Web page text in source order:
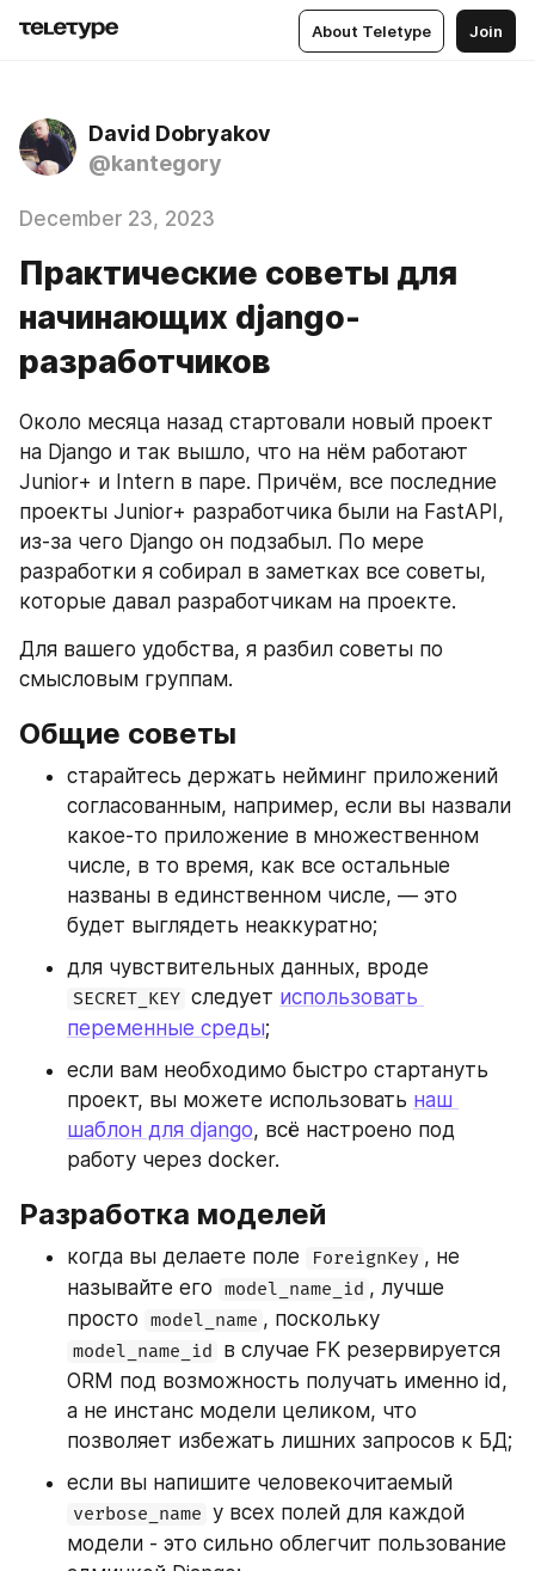
About Teletype Join
David Dobryakov
@kantegory
December 23, 2023
Практические советы для
начинающих django-
разработчиков
Около месяца назад стартовали новый проект
на Django и так вышло, что на нём работают
Junior+ и Intern в паре. Причём, все последние
проекты Junior+ разработчика были на FastAPI,
из-за чего Django он подзабыл. По мере
разработки я собирал в заметках все советы,
которые давал разработчикам на проекте.
Для вашего удобства, я разбил советы по
смысловым группам.
Общие советы
старайтесь держать нейминг приложений
согласованным, например, если вы назвали
какое-то приложение в множественном
числе, в то время, как все остальные
названы в единственном числе, — это
будет выглядеть неаккуратно;
SECRET_KEY следует использовать
переменные среды;
если вам необходимо быстро стартануть
проект, вы можете использовать наш
шаблон для django, всё настроено под
работу через docker.
Разработка моделей
когда вы делаете поле ForeignKey , не
называйте его model_name_id , лучше
просто model_name
model_name_id в случае FK резервируется
ORM под возможность получать именно id,
а не инстанс модели целиком, что
позволяет избежать лишних запросов к БД;
verbose_name у всех полей для каждой
модели - это сильно облегчит пользование